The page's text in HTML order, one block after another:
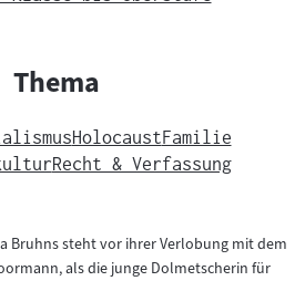
Thema
HolocaustFamilie
Recht & Verfassung
Bruhns steht vor ihrer Verlobung mit dem
als die junge Dolmetscherin für